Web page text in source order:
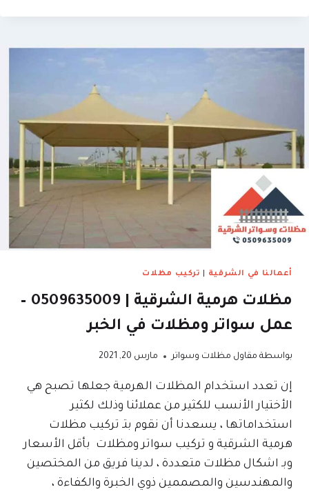
الشرقية
0509635009
سواتر
ومظلات
الدمام
أعمالنا في الشرقية تركيب مظلات
مظلات هرمية الشرقية | 0509635009 –
عمل سواتر ومظلات في الخبر
بواسطة مقاول مظلات وسواتر مارس 20, 2021
إن تعدد استخدام المظلات الهرمية جعلها تصبح هي
الأختيار الأنسب للكثير من عملائنا وذلك لكثير
استخداماتها ، يسعدنا أن نقوم بتـ تركيب مظلات
هرمية الشرقية و تركيب سواتر ومظلات بأقل الأسعار
وبـ اشكال مظلات متعددة ، لدينا فريق من المختصين
والمهندسين والمصممين ذوي الخبرة والكفاءة ،